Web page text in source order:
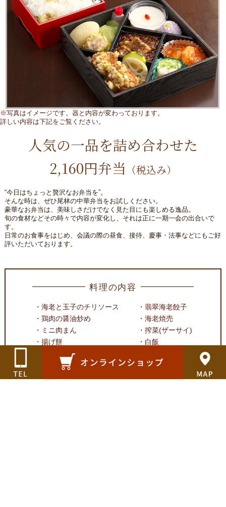
※写真はイメージです。器と内容が変わっております。
詳しい内容は下記をご覧ください。
人気の一品を詰め合わせた
2,160円弁当 （税込み）
“今日はちょっと贅沢なお弁当を”。
そんな時は、ぜひ尾林の中華弁当をお試しください。
豪華なお弁当は、美味しさだけでなく見た目にも楽しめる逸品。
旬の食材などその時々で内容が変化し、それは正に一期一会の出合いで
す。
日常のお食事をはじめ、会議の際の昼食、接待、慶事・法事などにもご好
評いただいております。
料理の内容
・海老と玉子のチリソース
・鶏肉の醤油炒め
・ミニ肉まん
・揚げ餅
・翡翠海老餃子
・海老焼売
・搾菜(ザーサイ)
・白飯
※季節によりお野菜が変わります。